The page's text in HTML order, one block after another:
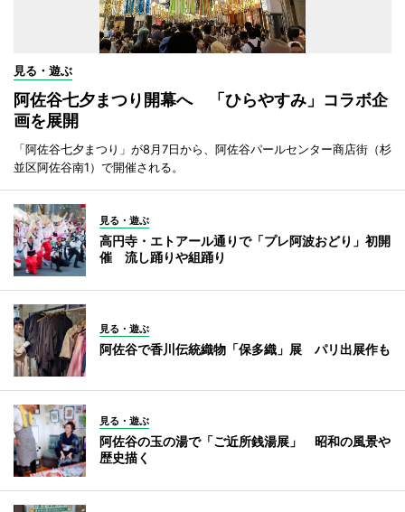
見る・遊ぶ
阿佐谷七夕まつり開幕へ 「ひらやすみ」コラボ企
画を展開
「阿佐谷七夕まつり」が8月7日から、阿佐谷パールセンター商店街（杉
並区阿佐谷南1）で開催される。
見る・遊ぶ
高円寺・エトアール通りで「プレ阿波おどり」初開
催 流し踊りや組踊り
見る・遊ぶ
阿佐谷で香川伝統織物「保多織」展 パリ出展作も
見る・遊ぶ
阿佐谷の玉の湯で「ご近所銭湯展」 昭和の風景や
歴史描く